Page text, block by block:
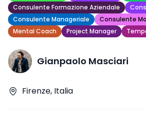
Consulente Formazione Aziendale
Consulente Manageriale
Consulente
Mental Coach
Project Manager
Gianpaolo Masciari
Firenze, Italia